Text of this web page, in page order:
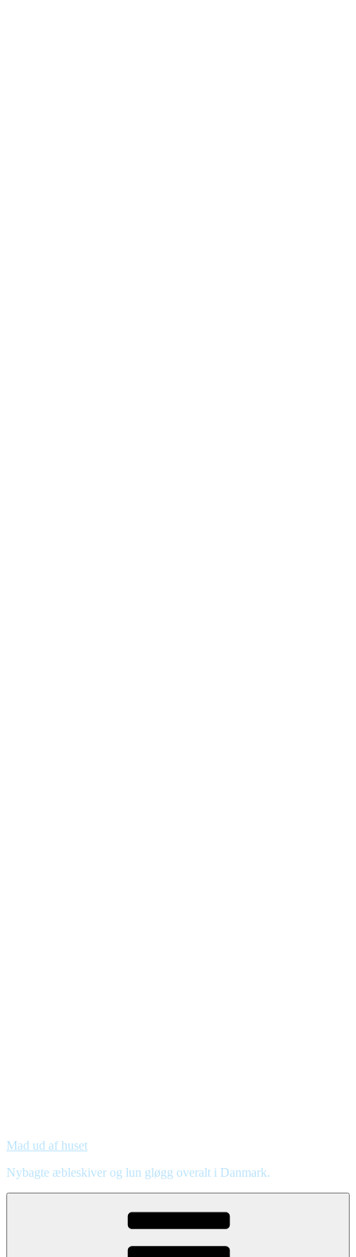
Mad ud af huset
Nybagte æbleskiver og lun gløgg overalt i Danmark.